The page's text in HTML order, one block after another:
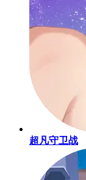
超凡守卫战